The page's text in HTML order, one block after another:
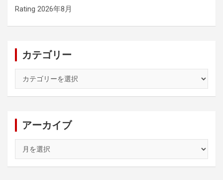
Rating 2026年8月
カテゴリー
ゴ
アーカイブ
カ